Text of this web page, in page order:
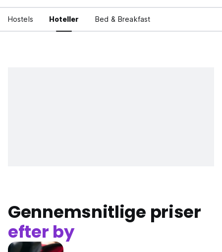
Hostels Hoteller Bed & Breakfast
Gennemsnitlige priser
efter by